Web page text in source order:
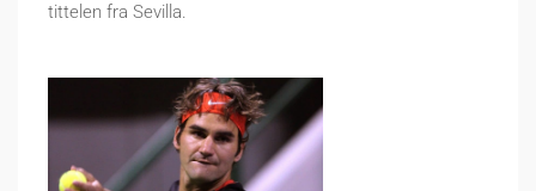
tittelen fra Sevilla.